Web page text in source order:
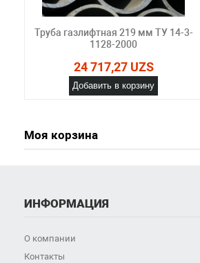
Труба газлифтная 219 мм ТУ 14-3-
1128-2000
24 717,27 UZS
Добавить в корзину
Моя корзина
ИНФОРМАЦИЯ
О компании
Контакты